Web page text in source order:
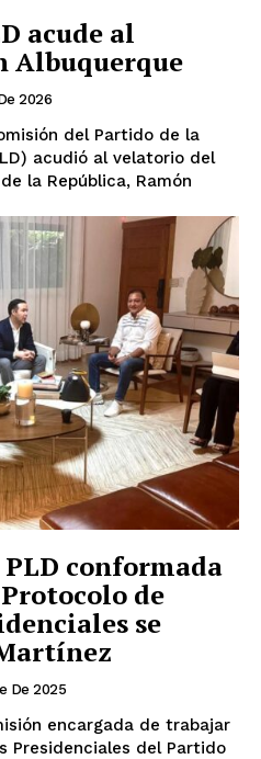
acude al
Albuquerque
2026
del Partido de la
acudió al velatorio del
la República, Ramón
conformada
de
se
De 2025
encargada de trabajar
Presidenciales del Partido